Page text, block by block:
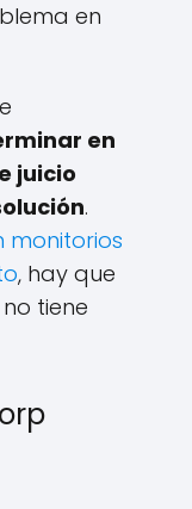
en
en
juicio
.
monitorios
, hay que
tiene